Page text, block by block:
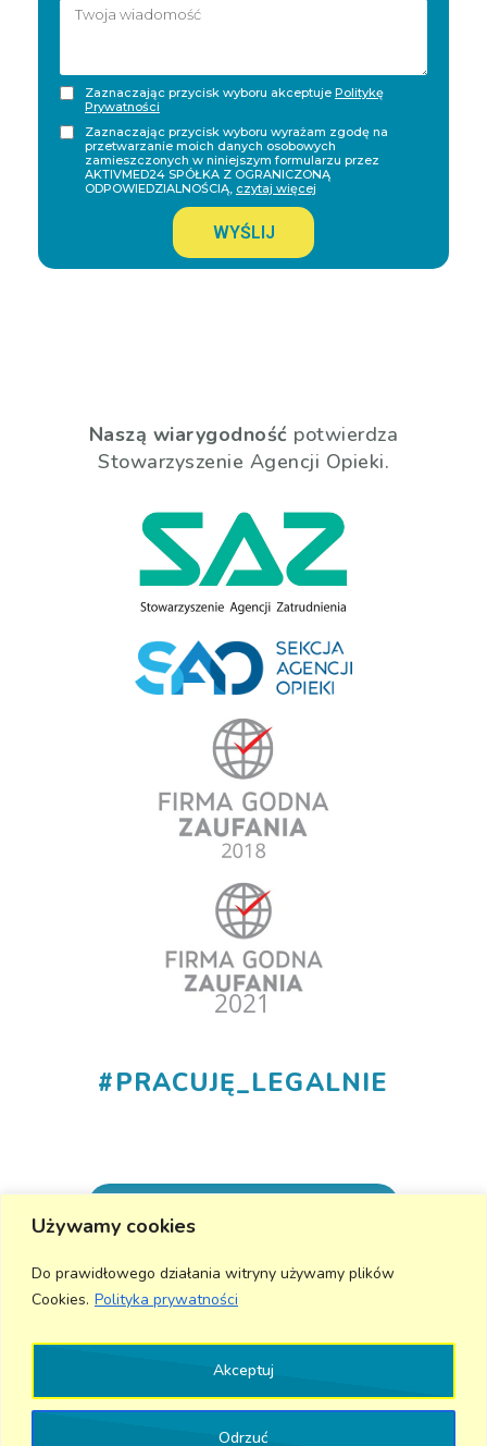
Używamy cookies
Do prawidłowego działania witryny używamy plików
Cookies. Polityka prywatności
Odrzuć
Akceptuj
Zaznaczając przycisk wyboru akceptuje Politykę
Prywatności
Zaznaczając przycisk wyboru wyrażam zgodę na
przetwarzanie moich danych osobowych
zamieszczonych w niniejszym formularzu przez
AKTIVMED24 SPÓŁKA Z OGRANICZONĄ
ODPOWIEDZIALNOŚCIĄ, czytaj więcej
WYŚLIJ
Naszą wiarygodność potwierdza
Stowarzyszenie Agencji Opieki.
#PRACUJĘ_LEGALNIE
+48 530 555 015
info@aktivmed24.pl